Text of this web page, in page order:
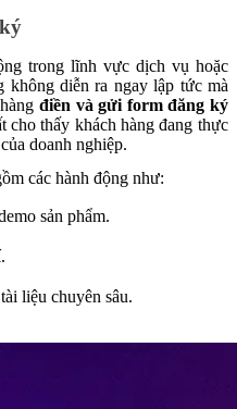
trong lĩnh vực dịch vụ hoặc
không diễn ra ngay lập tức mà
điền và gửi form đăng ký
cho thấy khách hàng đang thực
doanh nghiệp.
các hành động như:
sản phẩm.
liệu chuyên sâu.